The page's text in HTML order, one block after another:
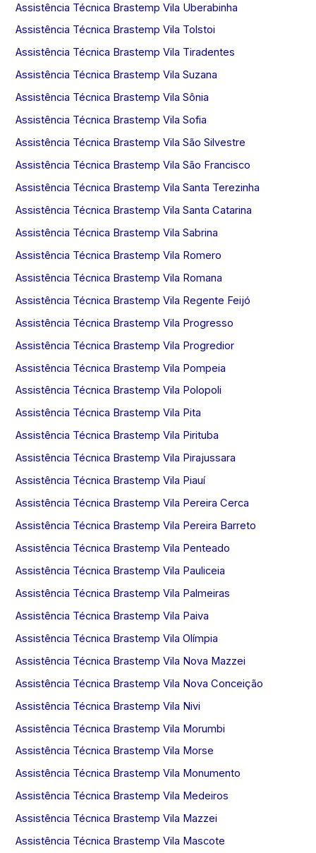
Assistência Técnica Brastemp Vila Uberabinha
Assistência Técnica Brastemp Vila Tolstoi
Assistência Técnica Brastemp Vila Tiradentes
Assistência Técnica Brastemp Vila Suzana
Assistência Técnica Brastemp Vila Sônia
Assistência Técnica Brastemp Vila Sofia
Assistência Técnica Brastemp Vila São Silvestre
Assistência Técnica Brastemp Vila São Francisco
Assistência Técnica Brastemp Vila Santa Terezinha
Assistência Técnica Brastemp Vila Santa Catarina
Assistência Técnica Brastemp Vila Sabrina
Assistência Técnica Brastemp Vila Romero
Assistência Técnica Brastemp Vila Romana
Assistência Técnica Brastemp Vila Regente Feijó
Assistência Técnica Brastemp Vila Progresso
Assistência Técnica Brastemp Vila Progredior
Assistência Técnica Brastemp Vila Pompeia
Assistência Técnica Brastemp Vila Polopoli
Assistência Técnica Brastemp Vila Pita
Assistência Técnica Brastemp Vila Pirituba
Assistência Técnica Brastemp Vila Pirajussara
Assistência Técnica Brastemp Vila Piauí
Assistência Técnica Brastemp Vila Pereira Cerca
Assistência Técnica Brastemp Vila Pereira Barreto
Assistência Técnica Brastemp Vila Penteado
Assistência Técnica Brastemp Vila Pauliceia
Assistência Técnica Brastemp Vila Palmeiras
Assistência Técnica Brastemp Vila Paiva
Assistência Técnica Brastemp Vila Olímpia
Assistência Técnica Brastemp Vila Nova Mazzei
Assistência Técnica Brastemp Vila Nova Conceição
Assistência Técnica Brastemp Vila Nivi
Assistência Técnica Brastemp Vila Morumbi
Assistência Técnica Brastemp Vila Morse
Assistência Técnica Brastemp Vila Monumento
Assistência Técnica Brastemp Vila Medeiros
Assistência Técnica Brastemp Vila Mazzei
Assistência Técnica Brastemp Vila Mascote